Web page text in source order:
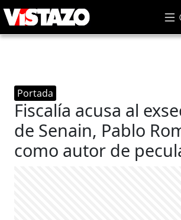
Portada
Fiscalía acusa al
de Senain, Pablo
como autor de